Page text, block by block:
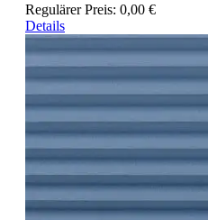
Regulärer Preis: 0,00 €
Details